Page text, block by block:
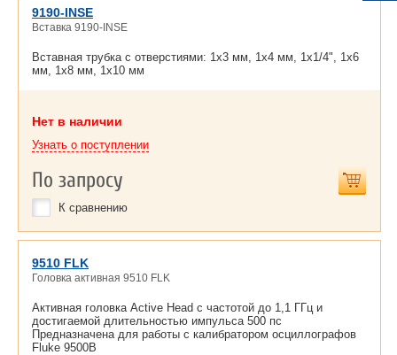
9190-INSE
Вставка 9190-INSE
Вставная трубка с отверстиями: 1х3 мм, 1х4 мм, 1х1/4", 1х6
мм, 1х8 мм, 1х10 мм
Нет в наличии
Узнать о поступлении
По запросу
К сравнению
9510 FLK
Головка активная 9510 FLK
Активная головка Active Head с частотой до 1,1 ГГц и
достигаемой длительностью импульса 500 пс
Предназначена для работы с калибратором осциллографов
Fluke 9500B